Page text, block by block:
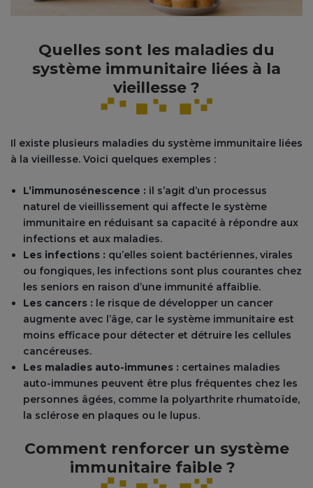
Quelles sont les maladies du
système immunitaire liées à la
vieillesse ?
Il existe plusieurs maladies du système immunitaire liées
à la vieillesse. Voici quelques exemples :
L’immunosénescence : il s’agit d’un processus
naturel de vieillissement qui affecte le système
immunitaire en réduisant sa capacité à répondre aux
infections et aux maladies.
Les infections : qu’elles soient bactériennes, virales
ou fongiques, les infections sont plus courantes chez
les seniors en raison d’une immunité affaiblie.
Les cancers : le risque de développer un cancer
augmente avec l’âge, car le système immunitaire est
moins efficace pour détecter et détruire les cellules
cancéreuses.
Les maladies auto-immunes : certaines maladies
auto-immunes peuvent être plus fréquentes chez les
personnes âgées, comme la polyarthrite rhumatoïde,
la sclérose en plaques ou le lupus.
Comment renforcer un système
immunitaire faible ?